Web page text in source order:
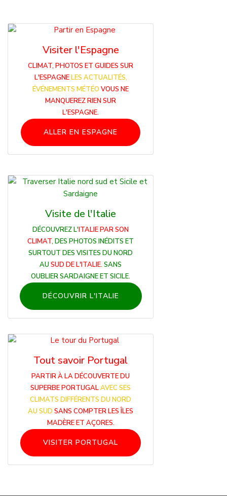
Visiter l'Espagne
CLIMAT, PHOTOS ET GUIDES SUR
L'ESPAGNELES ACTUALITÉS,
ÉVÉNEMENTS MÉTÉO VOUS NE
MANQUEREZ RIEN SUR
L'ESPAGNE.
ALLER EN ESPAGNE
Visite de l'Italie
DÉCOUVREZ L'ITALIE PAR SON
CLIMAT, DES PHOTOS INÉDITS ET
SURTOUT DES VISITES DU NORD
AU SUD DE L'ITALIE. SANS
OUBLIER SARDAIGNE ET SICILE.
DÉCOUVRIR L'ITALIE
Tout savoir Portugal
PARTIR À LA DÉCOUVERTE DU
SUPERBE PORTUGALAVEC SES
CLIMATS DIFFÉRENTS DU NORD
AU SUD SANS COMPTER LES ÎLES
MADÈRE ET AÇORES.
VISITER PORTUGAL